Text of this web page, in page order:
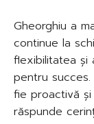
Gheorghiu a
continue la
flexibilitatea și
pentru
fie proactivă
răspunde